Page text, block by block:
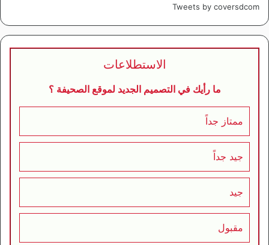
Tweets by coversdcom
الاستطلاعات
ما رأيك في التصميم الجديد لموقع الصحيفة ؟
ممتاز جداً
جيد جداً
جيد
مقبول